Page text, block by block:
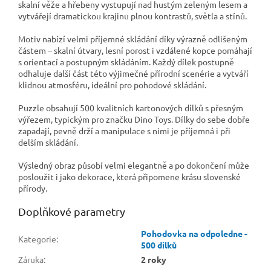
skalní věže a hřebeny vystupují nad hustým zeleným lesem a
vytvářejí dramatickou krajinu plnou kontrastů, světla a stínů.
Motiv nabízí velmi příjemné skládání díky výrazně odlišeným
částem – skalní útvary, lesní porost i vzdálené kopce pomáhají
s orientací a postupným skládáním. Každý dílek postupně
odhaluje další část této výjimečné přírodní scenérie a vytváří
klidnou atmosféru, ideální pro pohodové skládání.
Puzzle obsahují 500 kvalitních kartonových dílků s přesným
výřezem, typickým pro značku Dino Toys. Dílky do sebe dobře
zapadají, pevně drží a manipulace s nimi je příjemná i při
delším skládání.
Výsledný obraz působí velmi elegantně a po dokončení může
posloužit i jako dekorace, která připomene krásu slovenské
přírody.
Doplňkové parametry
Kategorie:
Pohodovka na odpoledne -
500 dílků
Záruka:
2 roky